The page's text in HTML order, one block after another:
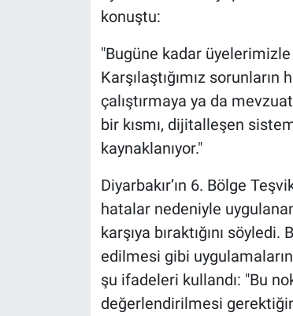
konuştu:
"Bugüne kadar
Karşılaştığımız
çalıştırmaya ya da
bir kısmı, dijitalleşen
kaynaklanıyor."
Diyarbakır’ın 6. Bölge
hatalar nedeniyle
karşıya bıraktığını
edilmesi gibi
şu ifadeleri kullandı: "Bu
değerlendirilmesi